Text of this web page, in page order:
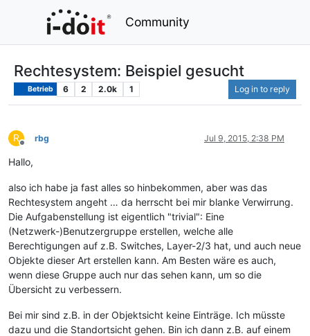
Community
Rechtesystem: Beispiel gesucht
Betrieb 6 2 2.0k 1 Log in to reply
R
Offline
rbg Jul 9, 2015, 2:38 PM
Hallo,
also ich habe ja fast alles so hinbekommen, aber was das
Rechtesystem angeht … da herrscht bei mir blanke Verwirrung.
Die Aufgabenstellung ist eigentlich "trivial": Eine
(Netzwerk-)Benutzergruppe erstellen, welche alle
Berechtigungen auf z.B. Switches, Layer-2/3 hat, und auch neue
Objekte dieser Art erstellen kann. Am Besten wäre es auch,
wenn diese Gruppe auch nur das sehen kann, um so die
Übersicht zu verbessern.
Bei mir sind z.B. in der Objektsicht keine Einträge. Ich müsste
dazu und die Standortsicht gehen. Bin ich dann z.B. auf einem